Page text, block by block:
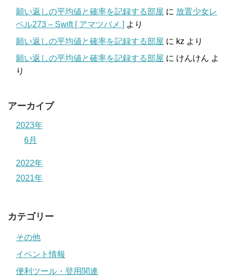
願い返しの平均値と確率を記録する部屋 に 放置少女レ
ベル273 – Swift [ アマツバメ ] より
願い返しの平均値と確率を記録する部屋 に kz より
願い返しの平均値と確率を記録する部屋 に けんけん よ
り
アーカイブ
2023年
6月
2022年
2021年
カテゴリー
その他
イベント情報
便利ツール・登用関連